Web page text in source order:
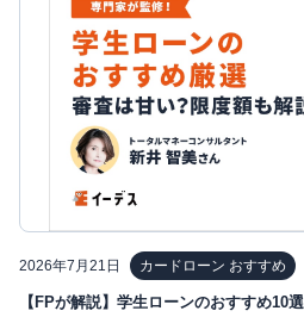
2026年7月21日 カードローン おすすめ
【FPが解説】学生ローンのおすすめ10